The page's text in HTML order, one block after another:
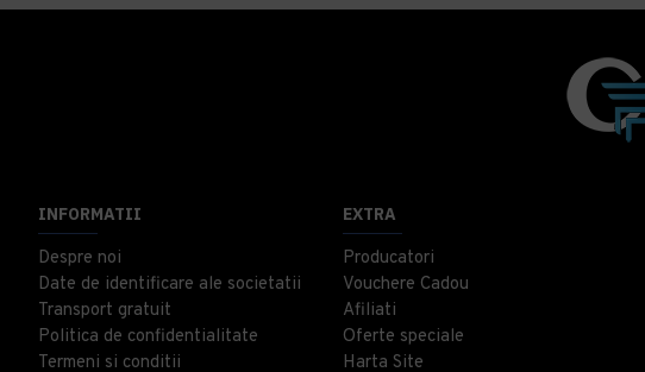
INFORMATII
Despre noi
Date de identificare ale societatii
Transport gratuit
Politica de confidentialitate
Termeni si conditii
EXTRA
Producatori
Vouchere Cadou
Afiliati
Oferte speciale
Harta Site